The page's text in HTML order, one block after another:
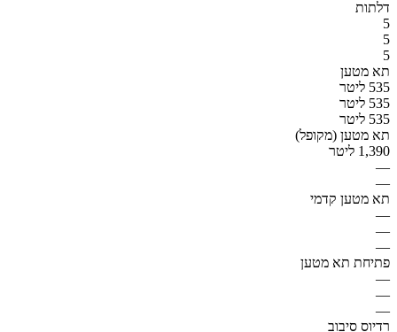
דלתות
5
5
5
תא מטען
535 ליטר
535 ליטר
535 ליטר
תא מטען (מקופל)
1,390 ליטר
—
—
תא מטען קדמי
—
—
—
פתיחת תא מטען
—
—
—
רדיוס סיבוב